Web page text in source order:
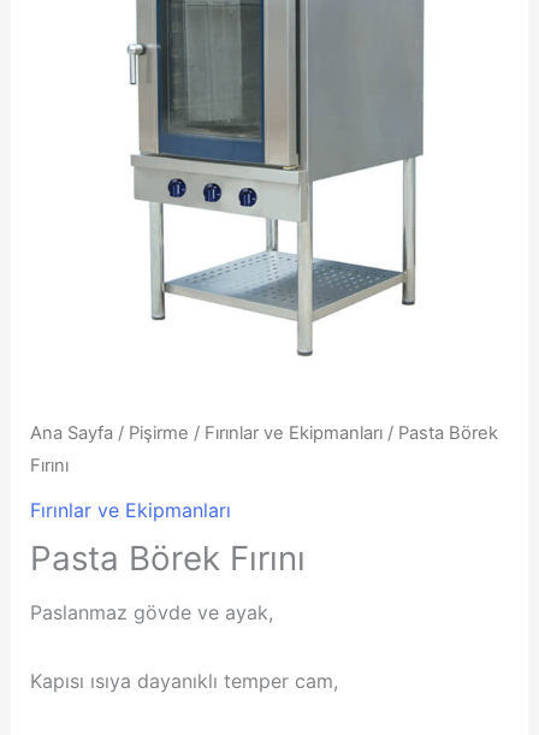
Ana Sayfa / Pişirme / Fırınlar ve Ekipmanları/ Pasta Börek
Fırını
Fırınlar ve Ekipmanları
Pasta Börek Fırını
Paslanmaz gövde ve ayak,
Kapısı ısıya dayanıklı temper cam,